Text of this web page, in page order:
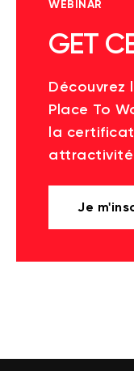
WEBINAR
GET
Place To
la
attractivité
Je